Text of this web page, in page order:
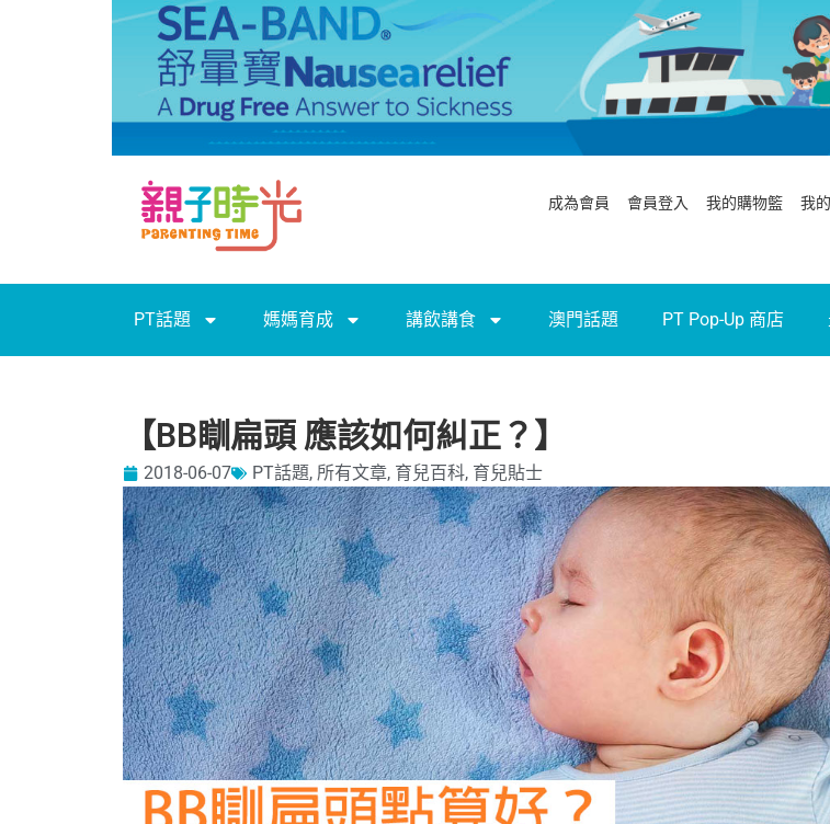
成為會員 會員登入 我的購物籃 我
PT話題 媽媽育成 講飲講食 澳門話題 PT Pop-Up 商店
【BB瞓扁頭 應該如何糾正？】
2018-06-07 PT話題, 所有文章, 育兒百科, 育兒貼士